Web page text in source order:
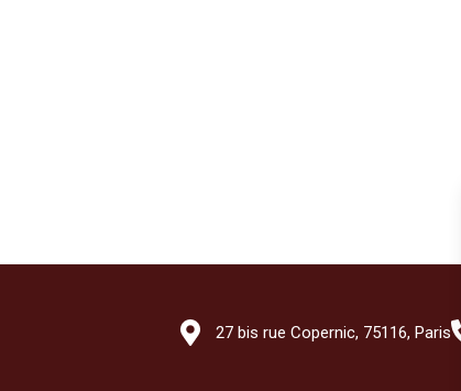
27 bis rue Copernic, 75116, Paris